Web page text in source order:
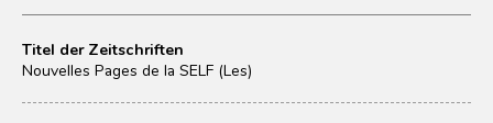
Titel der Zeitschriften
Nouvelles Pages de la SELF (Les)